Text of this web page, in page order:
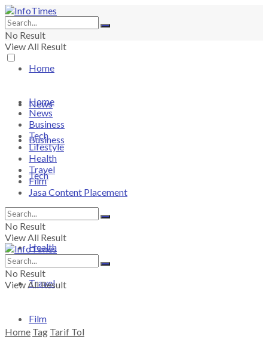
No Result
View All Result
Home
News
Business
Tech
Lifestyle
Health
Travel
Film
Home
News
Business
Tech
Lifestyle
Health
Travel
Film
Jasa Content Placement
No Result
View All Result
No Result
View All Result
Home Tag Tarif Tol